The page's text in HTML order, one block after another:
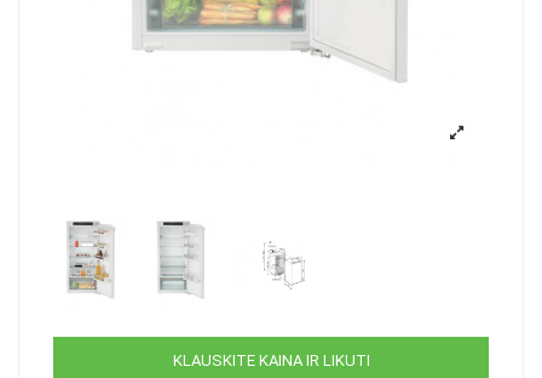
KLAUSKITE KAINA IR LIKUTI